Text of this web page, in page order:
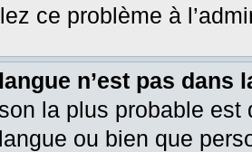
ce problème à
n’est pas dans
la plus probable est
ou bien que